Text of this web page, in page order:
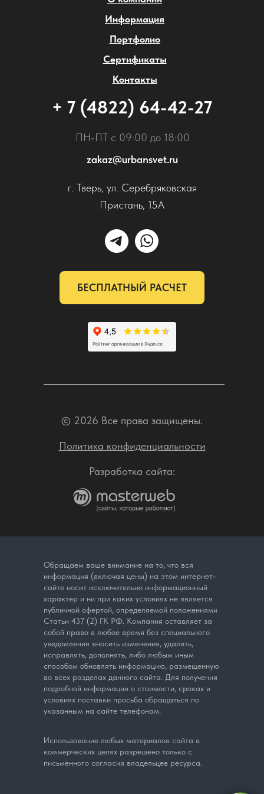
Информация
Портфолио
Сертификаты
Контакты
ПН-ПТ с 09:00 до 18:00
г. Тверь, ул. Серебряковская
Пристань, 15А
БЕСПЛАТНЫЙ РАСЧЕТ
© 2026 Все права защищены.
Разработка сайта:
Политика конфиденциальности
+ 7 (4822) 64-42-27
zakaz@urbansvet.ru
Обращаем ваше внимание на то, что вся
информация (включая цены) на этом интернет-
сайте носит исключительно информационный
характер и ни при каких условиях не является
публичной офертой, определяемой положениями
Статьи 437 (2) ГК РФ. Компания оставляет за
собой право в любое время без специального
уведомления вносить изменения, удалять,
исправлять, дополнять, либо любым иным
способом обновлять информацию, размещенную
во всех разделах данного сайта. Для получения
подробной информации о стоимости, сроках и
условиях поставки просьба обращаться по
указанным на сайте телефонам.
Использование любых материалов сайта в
коммерческих целях разрешено только с
письменного согласия владельцев ресурса.